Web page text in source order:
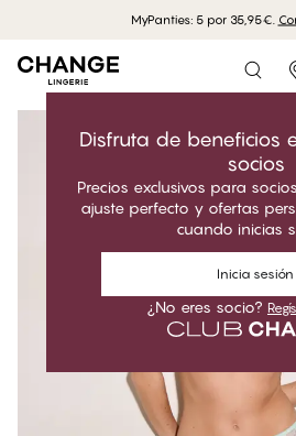
MyPanties: 5 por 35,95€.
Disfruta de beneficios
socios
Precios exclusivos para
ajuste perfecto y ofertas
cuando inicias
Inicia sesión
¿No eres socio?